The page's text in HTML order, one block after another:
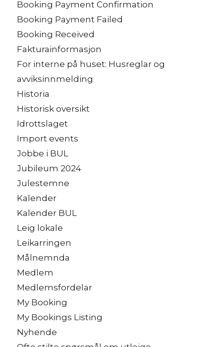
Booking Payment Confirmation
Booking Payment Failed
Booking Received
Fakturainformasjon
For interne på huset: Husreglar og
avviksinnmelding
Historia
Historisk oversikt
Idrottslaget
Import events
Jobbe i BUL
Jubileum 2024
Julestemne
Kalender
Kalender BUL
Leig lokale
Leikarringen
Målnemnda
Medlem
Medlemsfordelar
My Booking
My Bookings Listing
Nyhende